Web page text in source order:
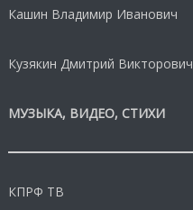
Кашин Владимир Иванович
Кузякин Дмитрий Викторович
МУЗЫКА, ВИДЕО, СТИХИ
КПРФ ТВ